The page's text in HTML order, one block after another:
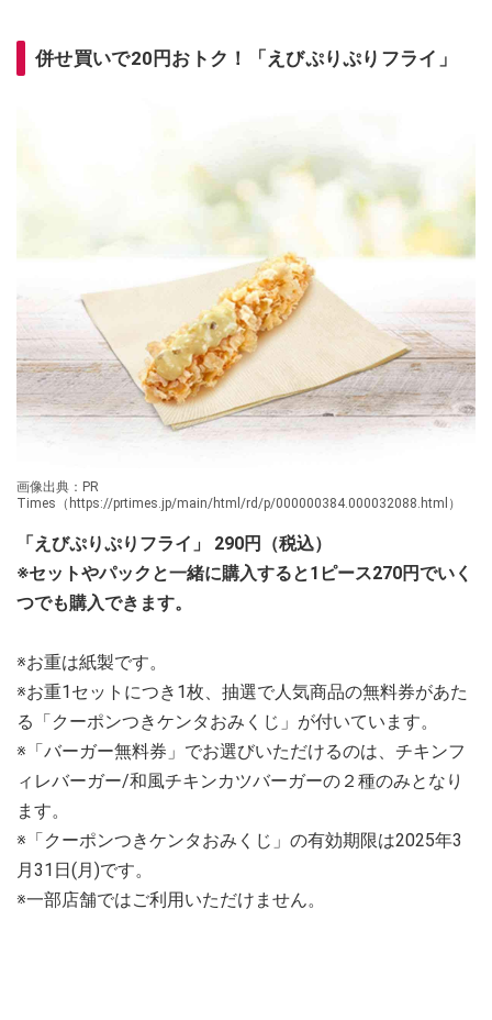
併せ買いで20円おトク！「えびぷりぷりフライ」
画像出典：PR
Times（https://prtimes.jp/main/html/rd/p/000000384.000032088.html）
「えびぷりぷりフライ」 290円（税込）
※セットやパックと一緒に購入すると1ピース270円でいく
つでも購入できます。
※お重は紙製です。
※お重1セットにつき1枚、抽選で人気商品の無料券があた
る「クーポンつきケンタおみくじ」が付いています。
※「バーガー無料券」でお選びいただけるのは、チキンフ
ィレバーガー/和風チキンカツバーガーの２種のみとなり
ます。
※「クーポンつきケンタおみくじ」の有効期限は2025年3
月31日(月)です。
※一部店舗ではご利用いただけません。